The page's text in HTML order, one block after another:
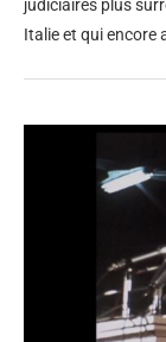
judiciaires plus
Italie et qui encore